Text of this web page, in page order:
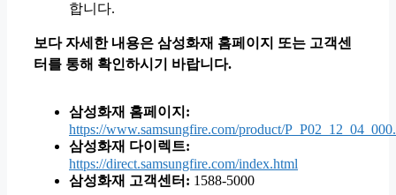
합니다.
보다 자세한 내용은 삼성화재 홈페이지 또는 고객센
터를 통해 확인하시기 바랍니다.
삼성화재 홈페이지:
https://www.samsungfire.com/product/
삼성화재 다이렉트:
https://direct.samsungfire.com/index.html
삼성화재 고객센터: 1588-5000